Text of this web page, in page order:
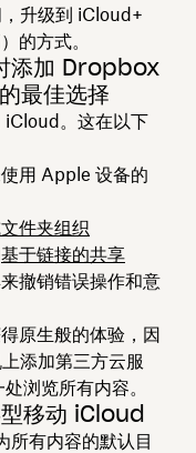
升级到 iCloud+
的方式。
添加 Dropbox
最佳选择
iCloud。这在以下
使用 Apple 设备的
件夹组织
基于链接的共享
撤销错误操作和意
原生般的体验，因
添加第三方云服
浏览所有内容。
移动 iCloud
所有内容的默认目